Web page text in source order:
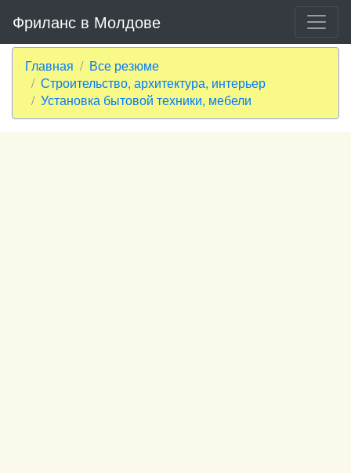
Фриланс в Молдове
Главная
Все резюме
Строительство, архитектура, интерьер
Установка бытовой техники, мебели